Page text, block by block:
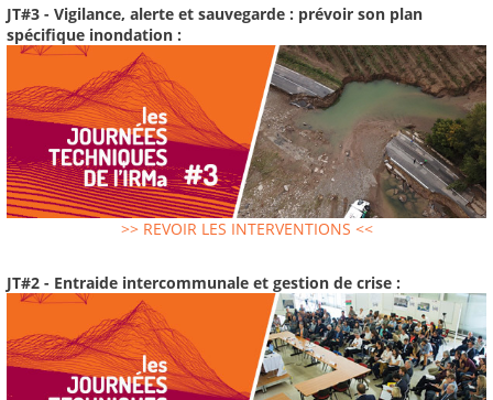
JT#3 - Vigilance, alerte et sauvegarde : prévoir son plan
spécifique inondation :
>> REVOIR LES INTERVENTIONS <<
JT#2 - Entraide intercommunale et gestion de crise :